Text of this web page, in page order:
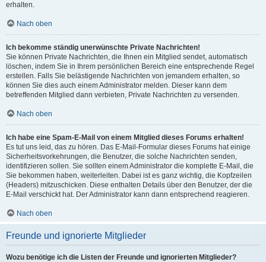
erhalten.
Nach oben
Ich bekomme ständig unerwünschte Private Nachrichten!
Sie können Private Nachrichten, die Ihnen ein Mitglied sendet, automatisch
löschen, indem Sie in Ihrem persönlichen Bereich eine entsprechende Regel
erstellen. Falls Sie belästigende Nachrichten von jemandem erhalten, so
können Sie dies auch einem Administrator melden. Dieser kann dem
betreffenden Mitglied dann verbieten, Private Nachrichten zu versenden.
Nach oben
Ich habe eine Spam-E-Mail von einem Mitglied dieses Forums erhalten!
Es tut uns leid, das zu hören. Das E-Mail-Formular dieses Forums hat einige
Sicherheitsvorkehrungen, die Benutzer, die solche Nachrichten senden,
identifizieren sollen. Sie sollten einem Administrator die komplette E-Mail, die
Sie bekommen haben, weiterleiten. Dabei ist es ganz wichtig, die Kopfzeilen
(Headers) mitzuschicken. Diese enthalten Details über den Benutzer, der die
E-Mail verschickt hat. Der Administrator kann dann entsprechend reagieren.
Nach oben
Freunde und ignorierte Mitglieder
Wozu benötige ich die Listen der Freunde und ignorierten Mitglieder?